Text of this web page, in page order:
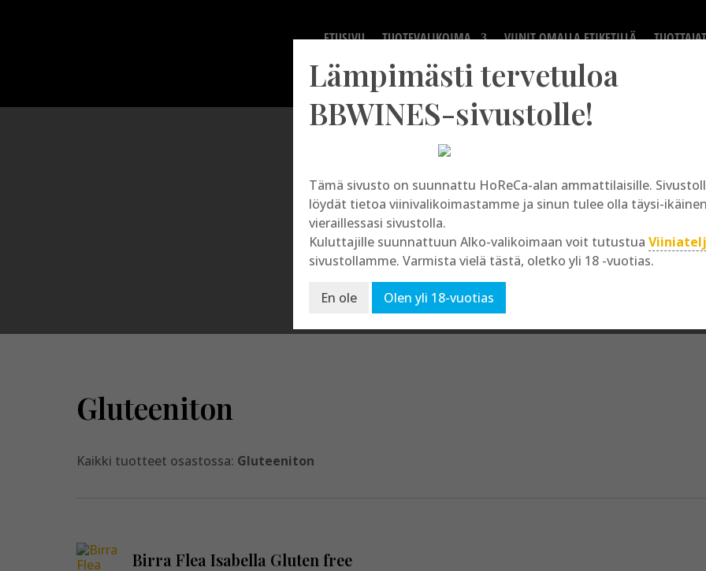
ETUSIVU TUOTEVALIKOIMA VIINIT OMALLA ETIKETILLÄ TUOTTAJAT
Gluteeniton
Gluteeniton
Kaikki tuotteet osastossa: Gluteeniton
Birra Flea Isabella Gluten free
Lämpimästi tervetuloa
BBWINES-sivustolle!
Tämä sivusto on suunnattu HoReCa-alan ammattilaisille.
löydät tietoa viinivalikoimastamme ja sinun tulee olla täysi-ikäinen
vieraillessasi sivustolla.
Kuluttajille suunnattuun Alko-valikoimaan voit tutustua
sivustollamme. Varmista vielä tästä, oletko yli 18 -vuotias.
En ole Olen yli 18-vuotias